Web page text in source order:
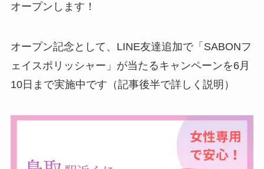
オープンします！
オープン記念として、 LINE友達追加で「SABONフ
ェイスポリッシャー」が当たるキャンペーンを6月
10日まで実施中です（記事後半で詳しく説明）